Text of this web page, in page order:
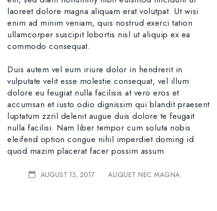
laoreet dolore magna aliquam erat volutpat. Ut wisi
enim ad minim veniam, quis nostrud exerci tation
ullamcorper suscipit lobortis nisl ut aliquip ex ea
commodo consequat.
Duis autem vel eum iriure dolor in hendrerit in
vulputate velit esse molestie consequat, vel illum
dolore eu feugiat nulla facilisis at vero eros et
accumsan et iusto odio dignissim qui blandit praesent
luptatum zzril delenit augue duis dolore te feugait
nulla facilisi. Nam liber tempor cum soluta nobis
eleifend option congue nihil imperdiet doming id
quod mazim placerat facer possim assum.
AUGUST 13, 2017 ALIQUET NEC MAGNA